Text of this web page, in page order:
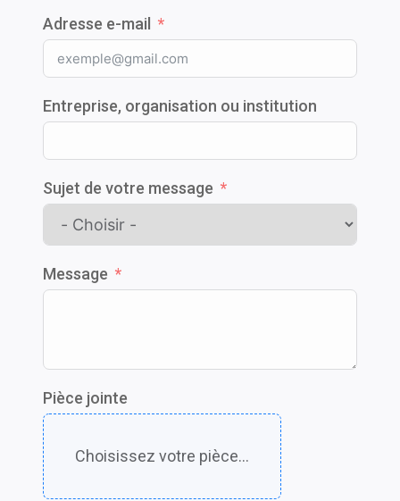
Adresse e-mail
Entreprise, organisation ou institution
Sujet de votre message
Message
Pièce jointe
Choisissez votre pièce...